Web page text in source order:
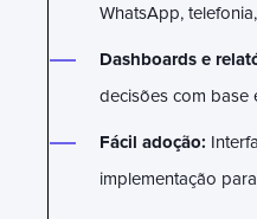
WhatsApp,
Dashboards e
decisões com base
Fácil adoção:
implementação